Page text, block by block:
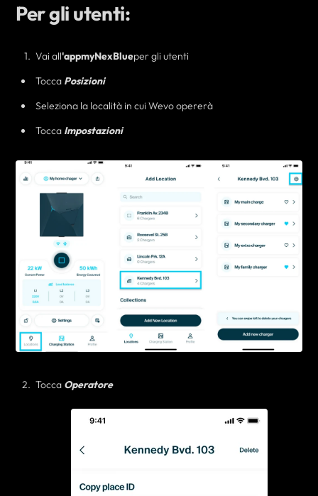
Per gli utenti:
Vai all'appmyNexBlueper gli utenti
Tocca Posizioni
Seleziona la località in cui Wevo opererà
Tocca Impostazioni
Tocca Operatore